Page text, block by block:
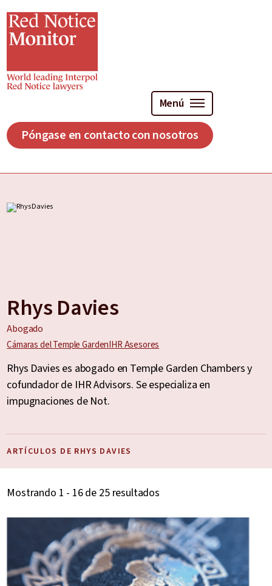
al
contenido
principal
Menú
Póngase en contacto con nosotros
Rhys Davies
Abogado
Cámaras del Temple GardenIHR Asesores
Rhys Davies es abogado en Temple Garden Chambers y
cofundador de IHR Advisors. Se especializa en
impugnaciones de Not.
ARTÍCULOS DE RHYS DAVIES
Mostrando 1 - 16 de 25 resultados